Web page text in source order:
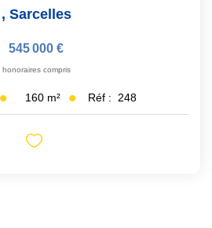
, Sarcelles
545 000 €
honoraires compris
160 m² Réf : 248